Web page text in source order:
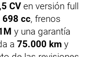
CVen versión full
698 cc, frenos
y una garantía
a 75.000 km y